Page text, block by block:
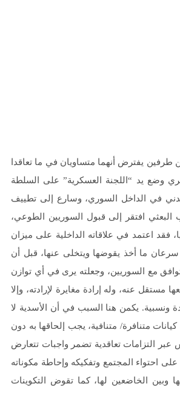
طرفين يفترض أنهما متساويان في ما تعاقدا
وضع يد “اللجنة العسكرية” على السلطة
في الداخل السوري، وسارع إلى تطييف
البعثي افتقر إلى قبول السوريين الطوعي،
اعتمد في علاقاته الداخلية على ميزان
سرعان ما أخذ يقوضها ويتخلى عنها، قبل أن
مع السوريين، وجعلته يرى في أي توازن
عنه، وله إرادة مغايرة لإرادته، وإلا
ونسبية. يكمن هنا السبب في أن الأسدية لا
متنافرة/ متنافية، يجب إلحاقها به دون
التزامات تعاقدية تضمر واجبات تتعارض
احتواء المجتمع وتفكيكه وإحاطة مكوناته
وبين الخاضعين لها، كما تقوض التكوينات